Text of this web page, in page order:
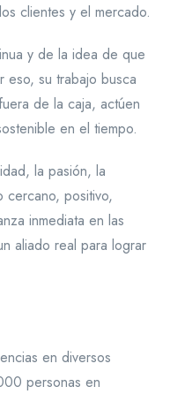
clientes y el mercado.
y de la idea de que
eso, su trabajo busca
de la caja, actúen
en el tiempo.
la pasión, la
cercano, positivo,
inmediata en las
aliado real para lograr
en diversos
personas en